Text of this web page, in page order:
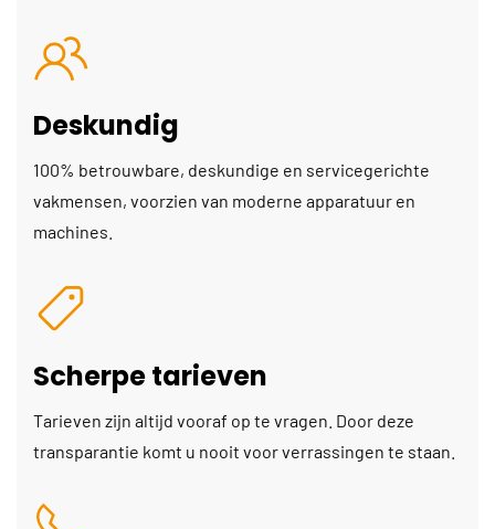
Deskundig
100% betrouwbare, deskundige en servicegerichte
vakmensen, voorzien van moderne apparatuur en
machines.
Scherpe tarieven
Tarieven zijn altijd vooraf op te vragen. Door deze
transparantie komt u nooit voor verrassingen te staan.